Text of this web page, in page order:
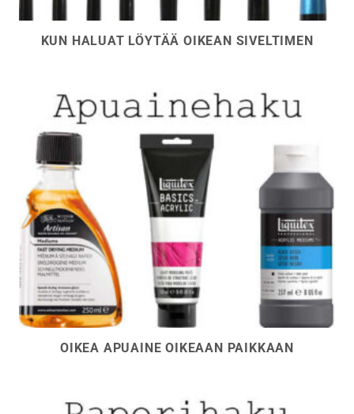
KUN HALUAT LÖYTÄÄ OIKEAN SIVELTIMEN
OIKEA APUAINE OIKEAAN PAIKKAAN